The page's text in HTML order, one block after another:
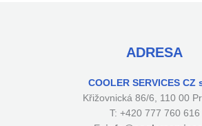
ADRESA
COOLER SERVICES CZ
Křižovnická 86/6, 110 00
T: +420 777 760 616